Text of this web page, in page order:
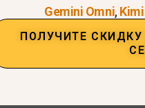
возможности
получают равный
Gemini Omni,
ПОЛУЧИТЕ СКИДКУ